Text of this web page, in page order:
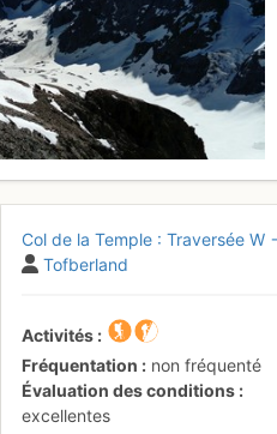
Col de la Temple : Traversée W
Tofberland
Activités
Fréquentation
non fréquenté
Évaluation des conditions
excellentes